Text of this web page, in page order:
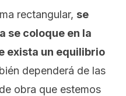
rectangular, se
se coloque en la
exista un equilibrio
dependerá de las
obra que estemos